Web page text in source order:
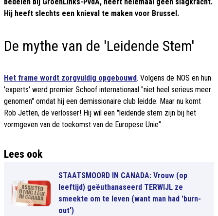
bedelen bij GroenLinks-PvdA, heeft helemaal geen slagkracht.
Hij heeft slechts een knieval te maken voor Brussel.
De mythe van de 'Leidende Stem'
Het frame wordt zorgvuldig opgebouwd. Volgens de NOS en hun
'experts' werd premier Schoof internationaal "niet heel serieus meer
genomen" omdat hij een demissionaire club leidde. Maar nu komt
Rob Jetten, de verlosser! Hij wil een "leidende stem zijn bij het
vormgeven van de toekomst van de Europese Unie".
Lees ook
STAATSMOORD IN CANADA: Vrouw (op
leeftijd) geëuthanaseerd TERWIJL ze
smeekte om te leven (want man had 'burn-
out')